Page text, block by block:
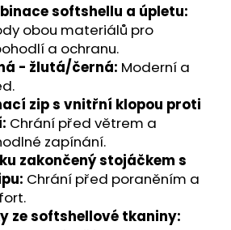
softshellu a úpletu:
obou materiálů pro
a ochranu.
- žlutá/černá: Moderní a
zip s vnitřní klopou proti
Chrání před větrem a
zapínání.
zakončený stojáčkem s
Chrání před poraněním a
ze softshellové tkaniny: